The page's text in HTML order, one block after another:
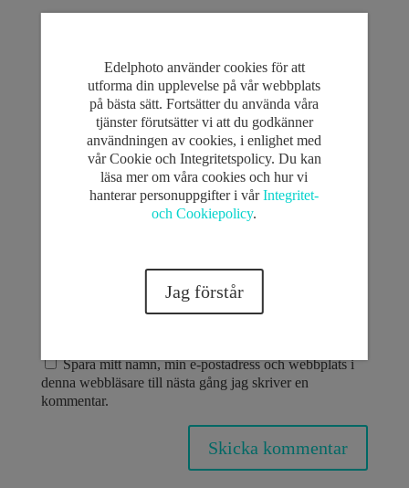
Spara mitt namn, min e-postadress och webbplats i
denna webbläsare till nästa gång jag skriver en
kommentar.
Edelphoto använder cookies för att
utforma din upplevelse på vår webbplats
på bästa sätt. Fortsätter du använda våra
tjänster förutsätter vi att du godkänner
användningen av cookies, i enlighet med
vår Cookie och Integritetspolicy. Du kan
läsa mer om våra cookies och hur vi
hanterar personuppgifter i vårIntegritet-
och Cookiepolicy.
Jag förstår